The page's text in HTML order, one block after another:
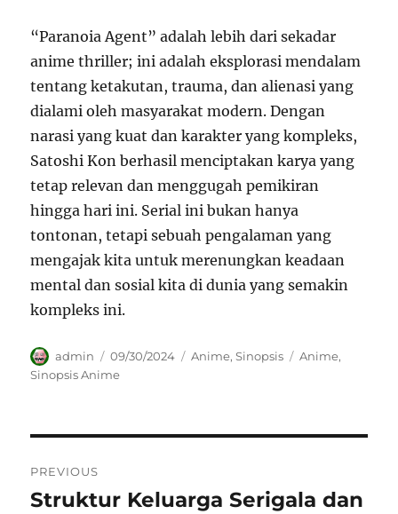
“Paranoia Agent” adalah lebih dari sekadar
anime thriller; ini adalah eksplorasi mendalam
tentang ketakutan, trauma, dan alienasi yang
dialami oleh masyarakat modern. Dengan
narasi yang kuat dan karakter yang kompleks,
Satoshi Kon berhasil menciptakan karya yang
tetap relevan dan menggugah pemikiran
hingga hari ini. Serial ini bukan hanya
tontonan, tetapi sebuah pengalaman yang
mengajak kita untuk merenungkan keadaan
mental dan sosial kita di dunia yang semakin
kompleks ini.
Author
admin
Posted
on
09/30/2024 Categories
Anime,Sinopsis Tags
Anime,
Sinopsis Anime
pos
PREVIOUS
Previous
Struktur Keluarga Serigala dan